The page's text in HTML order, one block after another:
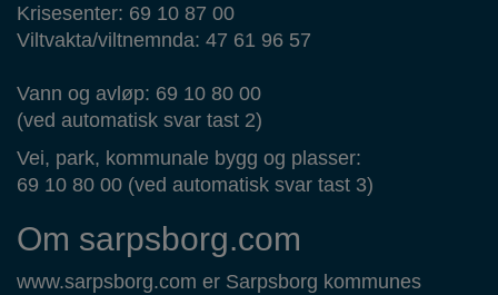
Krisesenter: 69 10 87 00
Viltvakta/viltnemnda: 47 61 96 57
Vann og avløp: 69 10 80 00
(ved automatisk svar tast 2)
Vei, park, kommunale bygg og plasser:
69 10 80 00 (ved automatisk svar tast 3)
Om sarpsborg.com
www.sarpsborg.com er Sarpsborg kommunes